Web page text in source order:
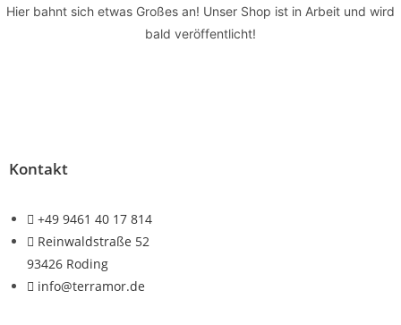
Hier bahnt sich etwas Großes an! Unser Shop ist in Arbeit und wird
bald veröffentlicht!
Kontakt
+49 9461 40 17 814
Reinwaldstraße 52
93426 Roding
info@terramor.de